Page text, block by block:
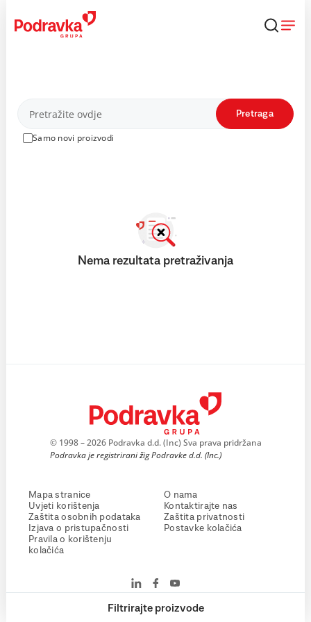
content
Proizvodi
Samo novi proizvodi
Pretraga
Filtrirajte proizvode
Nema rezultata pretraživanja
© 1998 – 2026 Podravka d.d. (Inc) Sva prava pridržana
Podravka je registrirani žig Podravke d.d. (Inc.)
Mapa stranice
Uvjeti korištenja
Zaštita osobnih podataka
Izjava o pristupačnosti
Pravila o korištenju
kolačića
O nama
Kontaktirajte nas
Zaštita privatnosti
Postavke kolačića